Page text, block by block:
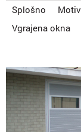
Splošno
Vgrajena okna